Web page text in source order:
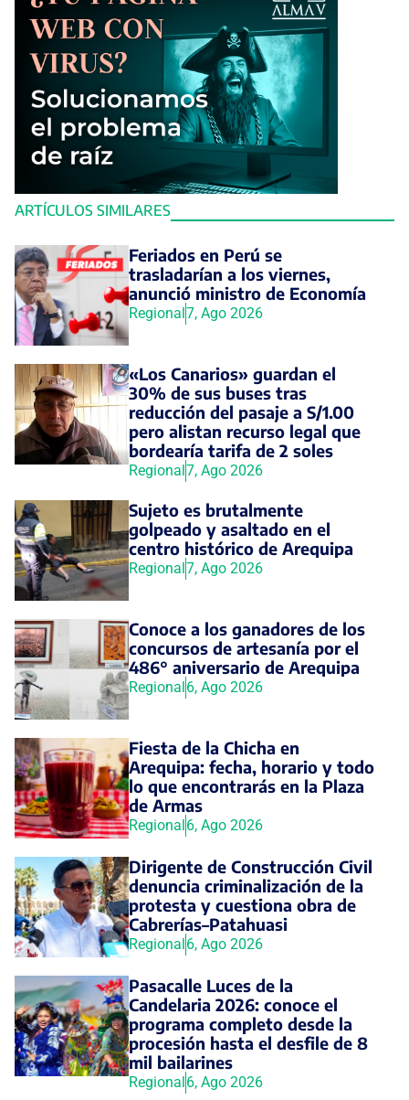
ARTÍCULOS SIMILARES
Feriados en Perú se
trasladarían a los viernes,
anunció ministro de Economía
Regional7, Ago 2026
«Los Canarios» guardan el
30% de sus buses tras
reducción del pasaje a S/1.00
pero alistan recurso legal que
bordearía tarifa de 2 soles
Regional7, Ago 2026
Sujeto es brutalmente
golpeado y asaltado en el
centro histórico de Arequipa
Regional7, Ago 2026
Conoce a los ganadores de los
concursos de artesanía por el
486° aniversario de Arequipa
Regional6, Ago 2026
Fiesta de la Chicha en
Arequipa: fecha, horario y todo
lo que encontrarás en la Plaza
de Armas
Regional6, Ago 2026
Dirigente de Construcción Civil
denuncia criminalización de la
protesta y cuestiona obra de
Cabrerías–Patahuasi
Regional6, Ago 2026
Pasacalle Luces de la
Candelaria 2026: conoce el
programa completo desde la
procesión hasta el desfile de 8
mil bailarines
Regional6, Ago 2026